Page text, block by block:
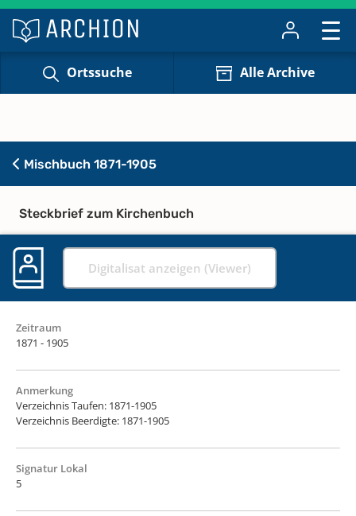
Ortssuche Alle Archive
Mischbuch 1871-1905
Steckbrief zum Kirchenbuch
Digitalisat anzeigen (Viewer)
Zeitraum
1871 - 1905
Anmerkung
Verzeichnis Taufen: 1871-1905
Verzeichnis Beerdigte: 1871-1905
Signatur Lokal
5